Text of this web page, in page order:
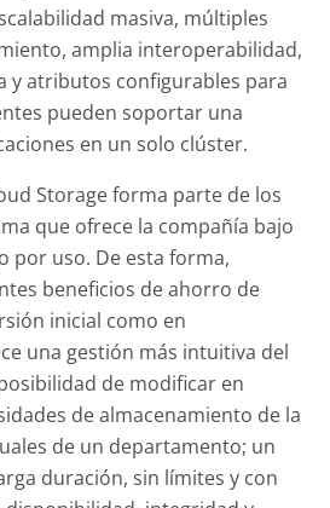
masiva, múltiples
amplia interoperabilidad,
y atributos configurables para
pueden soportar una
en un solo clúster.
Storage forma parte de los
que ofrece la compañía bajo
por uso. De esta forma,
beneficios de ahorro de
inicial como en
una gestión más intuitiva del
de modificar en
de almacenamiento de la
de un departamento; un
duración, sin límites y con